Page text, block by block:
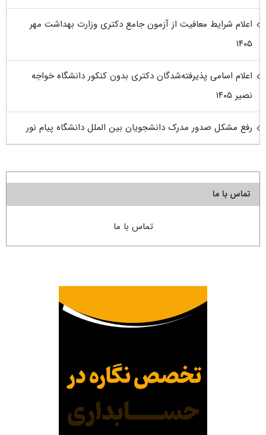
اعلام شرایط معافیت از آزمون جامع دکتری وزارت بهداشت مهر
۱۴۰۵
اعلام اسامی پذیرفته‌شدگان دکتری بدون کنکور دانشگاه خواجه
نصیر ۱۴۰۵
رفع مشکل صدور مدرک دانشجویان بین الملل دانشگاه پیام نور
تماس با ما
تماس با ما